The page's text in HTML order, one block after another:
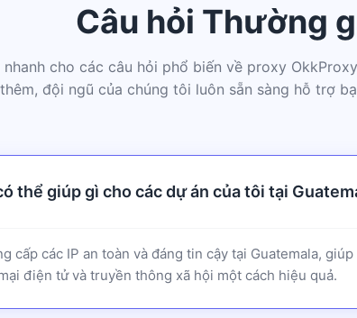
Câu hỏi Thường
cho các câu hỏi phổ biến về proxy
thêm, đội ngũ của chúng tôi luôn sẵn sàng hỗ trợ
thể giúp gì cho các dự án của tôi tại
cấp các IP an toàn và đáng tin cậy tại Guatemala,
điện tử và truyền thông xã hội một cách hiệu quả.